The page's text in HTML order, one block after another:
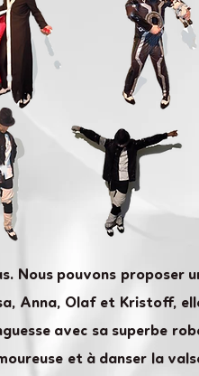
Nous pouvons proposer
Anna, Olaf et Kristoff,
avec sa superbe
et à danser la